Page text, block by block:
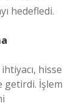
hedefledi.
hisse
getirdi. İşlem